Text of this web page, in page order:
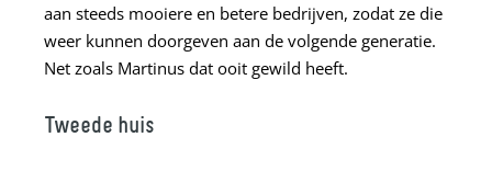
aan steeds mooiere en betere bedrijven, zodat ze die
weer kunnen doorgeven aan de volgende generatie.
Net zoals Martinus dat ooit gewild heeft.
Tweede huis